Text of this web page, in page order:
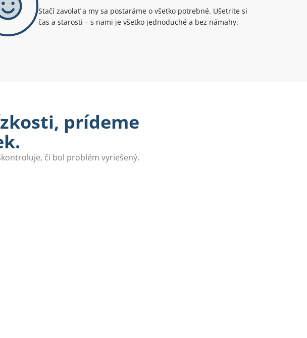
Stačí zavolať a my sa postaráme o všetko potrebné. Ušetrite si
čas a starosti – s nami je všetko jednoduché a bez námahy.
prídeme
či bol problém vyriešený.